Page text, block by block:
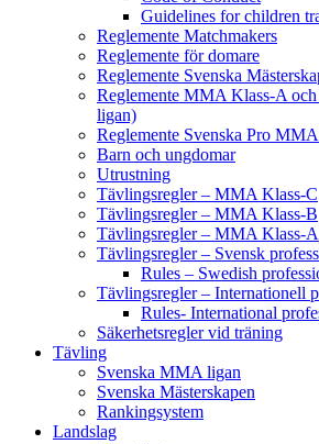
Guidelines for children
Reglemente Matchmakers
Reglemente för domare
Reglemente Svenska
Reglemente MMA Klass-A
ligan)
Reglemente Svenska Pro
Barn och ungdomar
Utrustning
Tävlingsregler – MMA Klass-C
Tävlingsregler – MMA Klass-B
Tävlingsregler – MMA Klass-A
Tävlingsregler – Svensk
Rules – Swedish
Tävlingsregler – Internationell
Rules- International
Säkerhetsregler vid träning
Tävling
Svenska MMA ligan
Svenska Mästerskapen
Rankingsystem
Landslag